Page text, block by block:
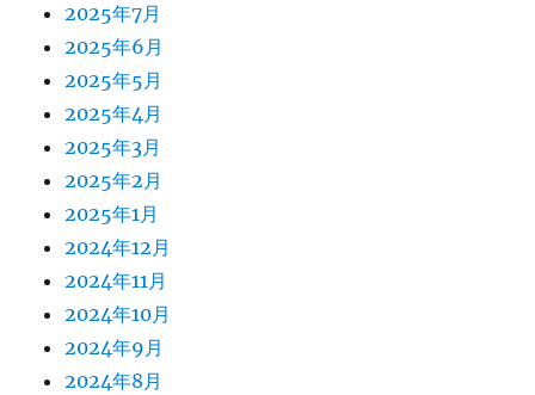
2025年7月
2025年6月
2025年5月
2025年4月
2025年3月
2025年2月
2025年1月
2024年12月
2024年11月
2024年10月
2024年9月
2024年8月